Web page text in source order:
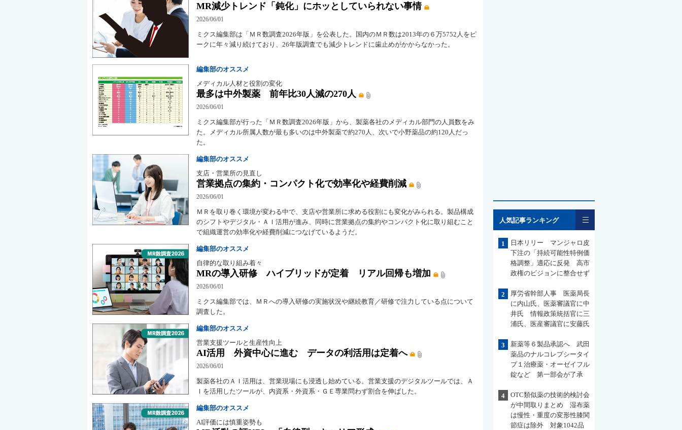
MR減少トレンド「鈍化」にホッとしていられない事情
2026/06/01
ミクス編集部は「ＭＲ数調査2026年版」を公表した。国内のＭＲ数は2013年の６万5752人をピ
ークに年々減り続けており、26年版調査でも減少トレンドに歯止めがかからなかった。
編集部のオススメ
メディカル人材と役割の変化
最多は中外製薬 前年比30人減の270人
2026/06/01
ミクス編集部が行った「ＭＲ数調査2026年版」から、製薬各社のメディカル部門の人員数をみ
た。メディカル所属人数が最も多いのは中外製薬で約270人、次いで小野薬品の約120人だっ
た。
編集部のオススメ
支店・営業所の見直し
営業拠点の集約・コンパクト化で効率化や経費削減
2026/06/01
ＭＲを取り巻く環境が変わる中で、支店や営業所に求める役割にも変化がみられる。製品構成
のシフトやデジタル・ＡＩ活用が進み、同時に営業拠点の集約やコンパクト化に取り組むこと
で組織運営の効率化や経費削減につなげているようだ。
編集部のオススメ
自律的な取り組み着々
MRの導入研修 ハイブリッドが定着 リアル回帰も増加
2026/06/01
ミクス編集部では、ＭＲへの導入研修の実施状況や継続教育／研修で注力している点について
調査した。
編集部のオススメ
営業支援ツールと生産性向上
AI活用 外資中心に進む データの利活用は定着へ
2026/06/01
製薬各社のＡＩ活用は、営業現場にも浸透し始めている。営業支援のデジタルツールでは、Ａ
Ｉを活用したツールが、内資系・外資系・ＧＥ専業問わず割合を伸ばした。
編集部のオススメ
AI評価には慎重姿勢も
人気記事ランキング
1
日本リリー マンジャロ皮
下注の「持続可能性特例価
格調整」適応に反発 高市
政権のビジョンに整合せず
2
厚労省幹部人事 医薬局長
に内山氏、医薬審議官に中
井氏 情報政策統括官に三
浦氏、医産審議官に安藤氏
3
新薬等６製品承認へ 武田
薬品のナルコレプシータイ
プ１治療薬・オーゼイフル
錠など 第一部会が了承
4
OTC類似薬の技術的検討会
が中間取りまとめ 湿布薬
は慢性・重度の変形性膝関
節症は除外 対象1042品